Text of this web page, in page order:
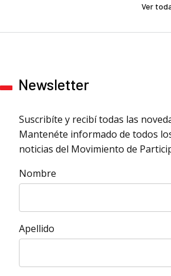
Ver
Newsletter
Suscribíte y recibí todas las
Mantenéte informado de todos
noticias del Movimiento de
Nombre
Apellido